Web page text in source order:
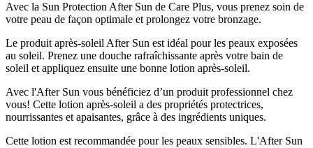
Avec la Sun Protection After Sun de Care Plus, vous prenez soin de
votre peau de façon optimale et prolongez votre bronzage.
Le produit après-soleil After Sun est idéal pour les peaux exposées
au soleil. Prenez une douche rafraîchissante après votre bain de
soleil et appliquez ensuite une bonne lotion après-soleil.
Avec l'After Sun vous bénéficiez d’un produit professionnel chez
vous! Cette lotion après-soleil a des propriétés protectrices,
nourrissantes et apaisantes, grâce à des ingrédients uniques.
Cette lotion est recommandée pour les peaux sensibles. L'After Sun